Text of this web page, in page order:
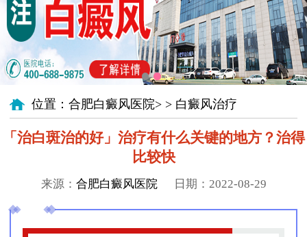
位置：合肥白癜风医院> > 白癜风治疗
「治白斑治的好」治疗有什么关键的地方？治得
比较快
来源： 合肥白癜风医院日期：2022-08-29